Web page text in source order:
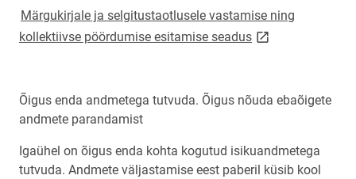
Märgukirjale ja selgitustaotlusele vastamise ning
kollektiivse pöördumise esitamise seaduslink opens on new
Õigus enda andmetega tutvuda. Õigus nõuda ebaõigete
andmete parandamist
Igaühel on õigus enda kohta kogutud isikuandmetega
tutvuda. Andmete väljastamise eest paberil küsib kool